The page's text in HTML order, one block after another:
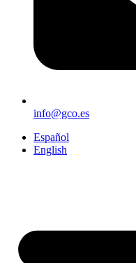
info@gco.es
Español
English